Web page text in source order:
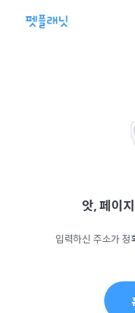
앗, 페이
입력하신 주소가